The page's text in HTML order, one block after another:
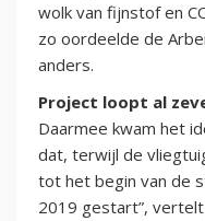
wolk van fijnstof en
zo oordeelde de
anders.
Project loopt al
Daarmee kwam het
dat, terwijl de
tot het begin van de
2019 gestart”,